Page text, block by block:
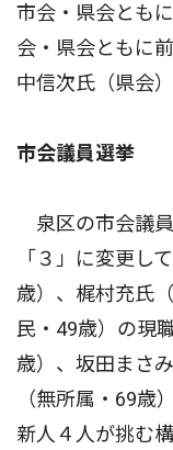
市会・県会とも
会・県会ともに
中信次氏（県会
市会議員選挙
泉区の市会議
「３」に変更し
歳）、梶村充氏
民・49歳）の現
歳）、坂田まさ
（無所属・69歳
新人４人が挑む